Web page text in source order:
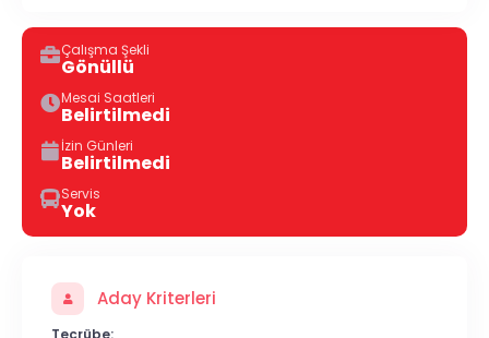
Çalışma Şekli
Gönüllü
Mesai Saatleri
Belirtilmedi
İzin Günleri
Belirtilmedi
Servis
Yok
Aday Kriterleri